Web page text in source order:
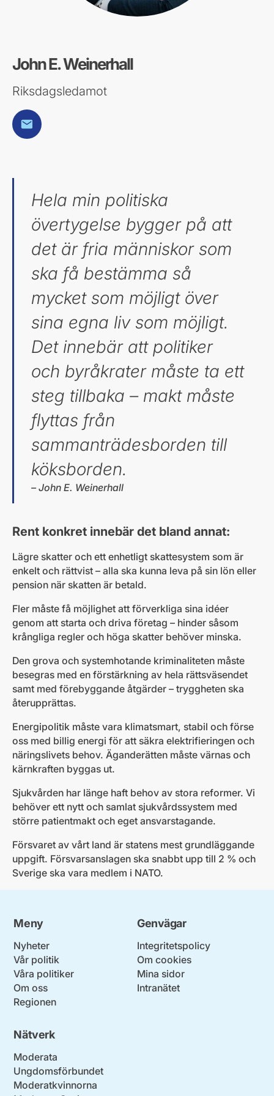
John E. Weinerhall
Riksdagsledamot
E-post
Hela min politiska
övertygelse bygger på att
det är fria människor som
ska få bestämma så
mycket som möjligt över
sina egna liv som möjligt.
Det innebär att politiker
och byråkrater måste ta ett
steg tillbaka – makt måste
flyttas från
sammanträdesborden till
köksborden.
– John E. Weinerhall
Rent konkret innebär det bland annat:
Lägre skatter och ett enhetligt skattesystem som är
enkelt och rättvist – alla ska kunna leva på sin lön eller
pension när skatten är betald.
Fler måste få möjlighet att förverkliga sina idéer
genom att starta och driva företag – hinder såsom
krångliga regler och höga skatter behöver minska.
Den grova och systemhotande kriminaliteten måste
besegras med en förstärkning av hela rättsväsendet
samt med förebyggande åtgärder – tryggheten ska
återupprättas.
Energipolitik måste vara klimatsmart, stabil och förse
oss med billig energi för att säkra elektrifieringen och
näringslivets behov. Äganderätten måste värnas och
kärnkraften byggas ut.
Sjukvården har länge haft behov av stora reformer. Vi
behöver ett nytt och samlat sjukvårdssystem med
större patientmakt och eget ansvarstagande.
Försvaret av vårt land är statens mest grundläggande
uppgift. Försvarsanslagen ska snabbt upp till 2 % och
Sverige ska vara medlem i NATO.
Meny
Nyheter
Vår politik
Våra politiker
Om oss
Regionen
Genvägar
Integritetspolicy
Om cookies
Mina sidor
Intranätet
Nätverk
Moderata
Ungdomsförbundet
Moderatkvinnorna